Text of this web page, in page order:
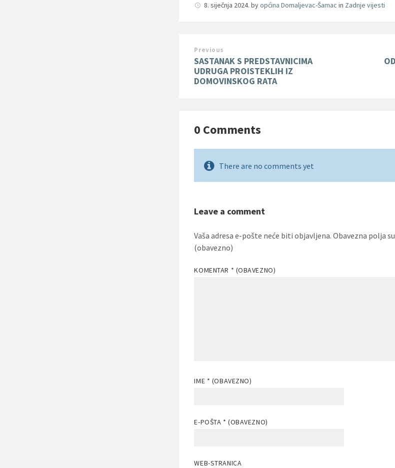
8. siječnja 2024.byopćina Domaljevac-Šamac in Zadnje vijesti
Previous
SASTANAK S PREDSTAVNICIMA
UDRUGA PROISTEKLIH IZ
DOMOVINSKOG RATA
0 Comments
There are no comments yet
Leave a comment
Vaša adresa e-pošte neće biti objavljena. Obavezna polja
(obavezno)
KOMENTAR * (OBAVEZNO)
IME * (OBAVEZNO)
E-POŠTA * (OBAVEZNO)
WEB-STRANICA